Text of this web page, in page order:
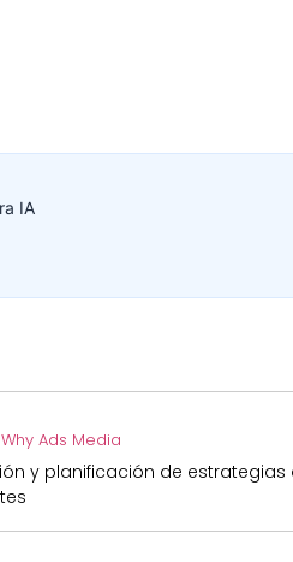
IA
Why Ads Media
y planificación de